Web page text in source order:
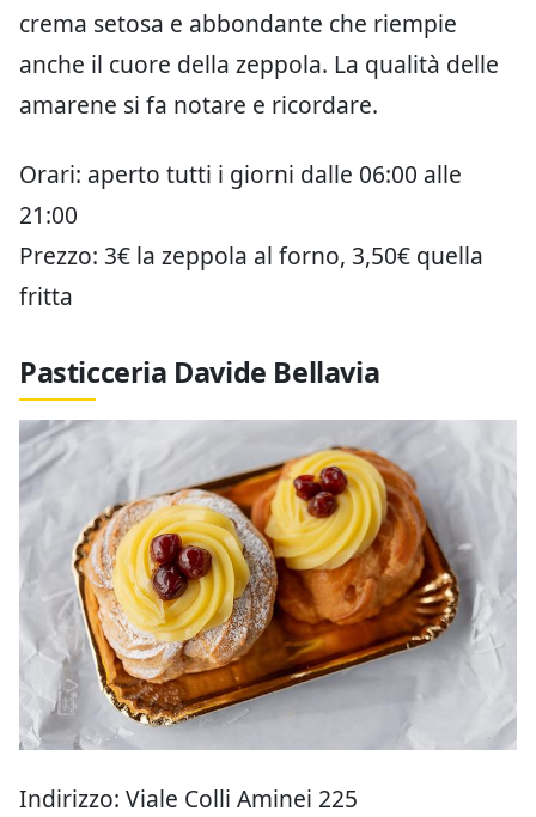
crema setosa e abbondante che riempie
anche il cuore della zeppola. La qualità delle
amarene si fa notare e ricordare.
Orari: aperto tutti i giorni dalle 06:00 alle
21:00
Prezzo: 3€ la zeppola al forno, 3,50€ quella
fritta
Pasticceria Davide Bellavia
Indirizzo: Viale Colli Aminei 225